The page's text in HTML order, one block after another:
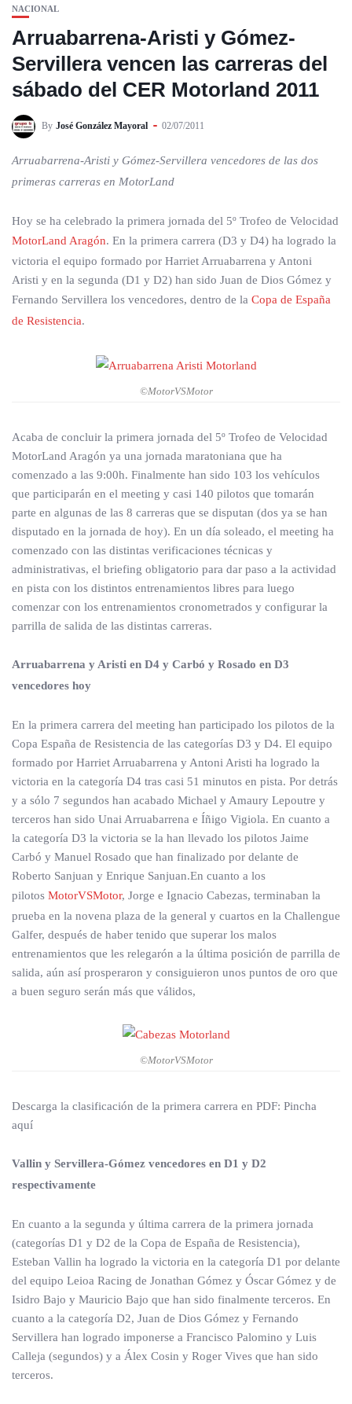
NACIONAL
Arruabarrena-Aristi y Gómez-
Servillera vencen las carreras del
sábado del CER Motorland 2011
By José González Mayoral 02/07/2011
Arruabarrena-Aristi y Gómez-Servillera vencedores de las dos
primeras carreras en MotorLand
Hoy se ha celebrado la primera jornada del 5º Trofeo de Velocidad
MotorLand Aragón. En la primera carrera (D3 y D4) ha logrado la
victoria el equipo formado por Harriet Arruabarrena y Antoni
Aristi y en la segunda (D1 y D2) han sido Juan de Dios Gómez y
Fernando Servillera los vencedores, dentro de la Copa de España
de Resistencia.
©MotorVSMotor
Acaba de concluir la primera jornada del 5º Trofeo de Velocidad
MotorLand Aragón ya una jornada maratoniana que ha
comenzado a las 9:00h. Finalmente han sido 103 los vehículos
que participarán en el meeting y casi 140 pilotos que tomarán
parte en algunas de las 8 carreras que se disputan (dos ya se han
disputado en la jornada de hoy). En un día soleado, el meeting ha
comenzado con las distintas verificaciones técnicas y
administrativas, el briefing obligatorio para dar paso a la actividad
en pista con los distintos entrenamientos libres para luego
comenzar con los entrenamientos cronometrados y configurar la
parrilla de salida de las distintas carreras.
Arruabarrena y Aristi en D4 y Carbó y Rosado en D3
vencedores hoy
En la primera carrera del meeting han participado los pilotos de la
Copa España de Resistencia de las categorías D3 y D4. El equipo
formado por Harriet Arruabarrena y Antoni Aristi ha logrado la
victoria en la categoría D4 tras casi 51 minutos en pista. Por detrás
y a sólo 7 segundos han acabado Michael y Amaury Lepoutre y
terceros han sido Unai Arruabarrena e Íñigo Vigiola. En cuanto a
la categoría D3 la victoria se la han llevado los pilotos Jaime
Carbó y Manuel Rosado que han finalizado por delante de
Roberto Sanjuan y Enrique Sanjuan.En cuanto a los
pilotos MotorVSMotor, Jorge e Ignacio Cabezas, terminaban la
prueba en la novena plaza de la general y cuartos en la Challengue
Galfer, después de haber tenido que superar los malos
entrenamientos que les relegarón a la última posición de parrilla de
salida, aún así prosperaron y consiguieron unos puntos de oro que
a buen seguro serán más que válidos,
©MotorVSMotor
Descarga la clasificación de la primera carrera en PDF: Pincha
aquí
Vallin y Servillera-Gómez vencedores en D1 y D2
respectivamente
En cuanto a la segunda y última carrera de la primera jornada
(categorías D1 y D2 de la Copa de España de Resistencia),
Esteban Vallin ha logrado la victoria en la categoría D1 por delante
del equipo Leioa Racing de Jonathan Gómez y Óscar Gómez y de
Isidro Bajo y Mauricio Bajo que han sido finalmente terceros. En
cuanto a la categoría D2, Juan de Dios Gómez y Fernando
Servillera han logrado imponerse a Francisco Palomino y Luis
Calleja (segundos) y a Álex Cosin y Roger Vives que han sido
terceros.